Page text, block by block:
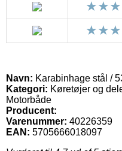
Navn: Karabinhage stål /
Kategori: Køretøjer og
Motorbåde
Producent:
Varenummer: 40226359
EAN: 5705666018097